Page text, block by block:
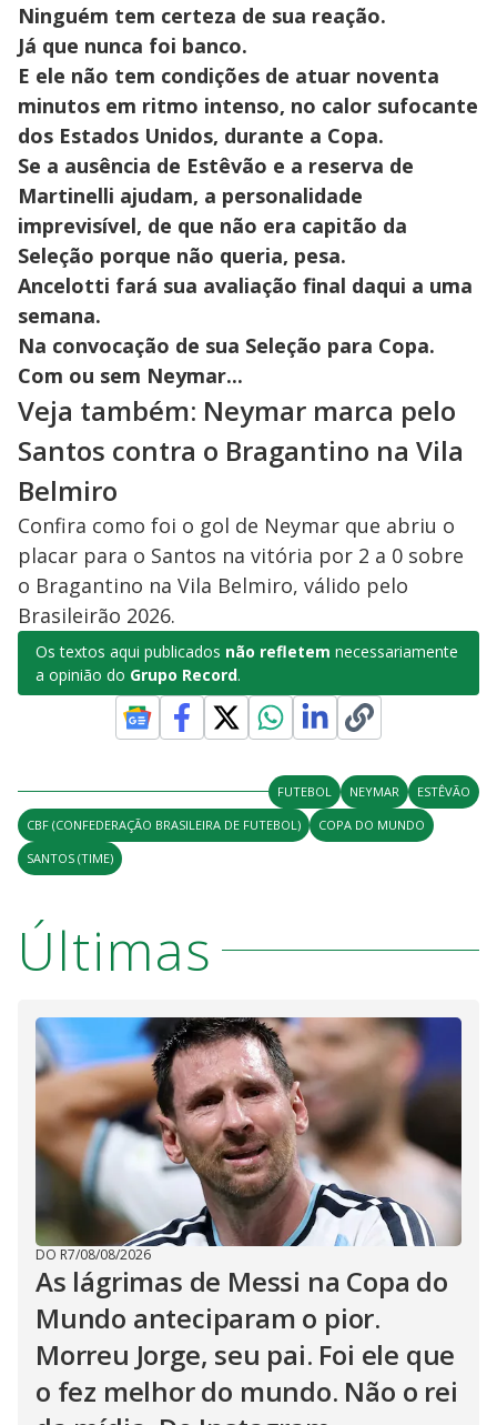
Ninguém tem certeza de sua reação.
Já que nunca foi banco.
E ele não tem condições de atuar noventa
minutos em ritmo intenso, no calor sufocante
dos Estados Unidos, durante a Copa.
Se a ausência de Estêvão e a reserva de
Martinelli ajudam, a personalidade
imprevisível, de que não era capitão da
Seleção porque não queria, pesa.
Ancelotti fará sua avaliação final daqui a uma
semana.
Na convocação de sua Seleção para Copa.
Com ou sem Neymar...
Veja também: Neymar marca pelo
Santos contra o Bragantino na Vila
Belmiro
Confira como foi o gol de Neymar que abriu o
placar para o Santos na vitória por 2 a 0 sobre
o Bragantino na Vila Belmiro, válido pelo
Brasileirão 2026.
Os textos aqui publicados não refletem necessariamente
a opinião do Grupo Record.
FUTEBOL NEYMAR
ESTÊVÃO
CBF (CONFEDERAÇÃO BRASILEIRA DE FUTEBOL)
COPA DO MUNDO
SANTOS (TIME)
Últimas
DO R7/08/08/2026
As lágrimas de Messi na Copa do
Mundo anteciparam o pior.
Morreu Jorge, seu pai. Foi ele que
o fez melhor do mundo. Não o rei